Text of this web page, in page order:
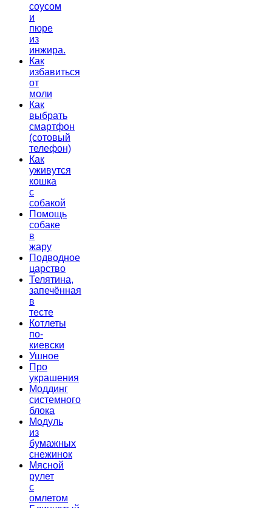
соусом
и
пюре
из
инжира.
Как
избавиться
от
моли
Как
выбрать
смартфон
(сотовый
телефон)
Как
уживутся
кошка
с
собакой
Помощь
собаке
в
жару
Подводное
царство
Телятина,
запечённая
в
тесте
Котлеты
по-
киевски
Ушное
Про
украшения
Моддинг
системного
блока
Модуль
из
бумажных
снежинок
Мясной
рулет
с
омлетом